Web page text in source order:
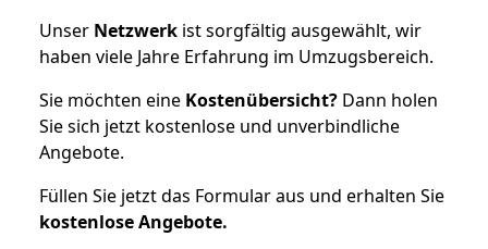
Unser Netzwerk ist sorgfältig ausgewählt, wir
haben viele Jahre Erfahrung im Umzugsbereich.
Sie möchten eine Kostenübersicht? Dann holen
Sie sich jetzt kostenlose und unverbindliche
Angebote.
Füllen Sie jetzt das Formular aus und erhalten Sie
kostenloseAngebote.